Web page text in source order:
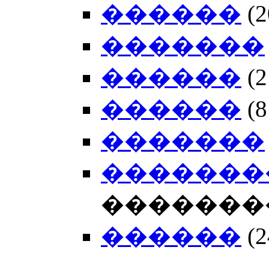
������
�������
������
������
�������
������